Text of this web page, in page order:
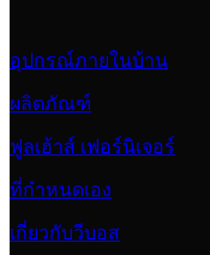
อุปกรณ์ภายในบ้าน
ผลิตภัณฑ์
ฟูลเฮ้าส์ เฟอร์นิเจอร์
ที่กำหนดเอง
เกี่ยวกับวีบอส